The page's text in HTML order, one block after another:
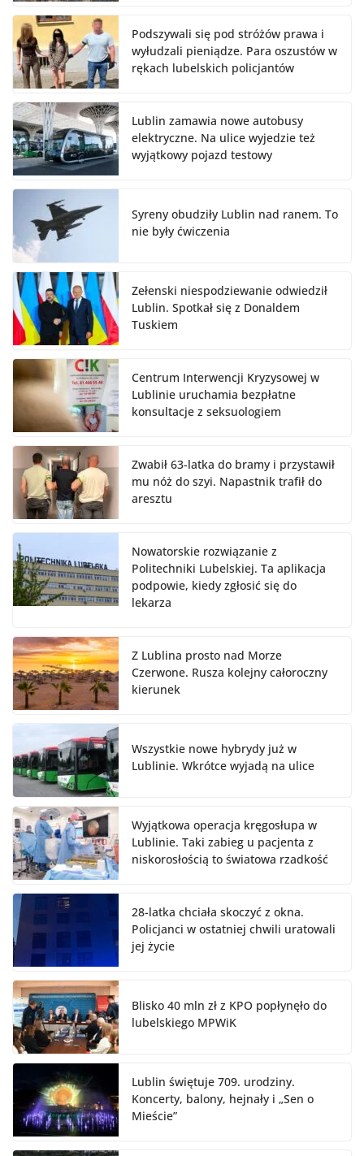
Podszywali się pod stróżów prawa i
wyłudzali pieniądze. Para oszustów w
rękach lubelskich policjantów
Lublin zamawia nowe autobusy
elektryczne. Na ulice wyjedzie też
wyjątkowy pojazd testowy
Syreny obudziły Lublin nad ranem. To
nie były ćwiczenia
Zełenski niespodziewanie odwiedził
Lublin. Spotkał się z Donaldem
Tuskiem
Centrum Interwencji Kryzysowej w
Lublinie uruchamia bezpłatne
konsultacje z seksuologiem
Zwabił 63-latka do bramy i przystawił
mu nóż do szyi. Napastnik trafił do
aresztu
Nowatorskie rozwiązanie z
Politechniki Lubelskiej. Ta aplikacja
podpowie, kiedy zgłosić się do
lekarza
Z Lublina prosto nad Morze
Czerwone. Rusza kolejny całoroczny
kierunek
Wszystkie nowe hybrydy już w
Lublinie. Wkrótce wyjadą na ulice
Wyjątkowa operacja kręgosłupa w
Lublinie. Taki zabieg u pacjenta z
niskorosłością to światowa rzadkość
28-latka chciała skoczyć z okna.
Policjanci w ostatniej chwili uratowali
jej życie
Blisko 40 mln zł z KPO popłynęło do
lubelskiego MPWiK
Lublin świętuje 709. urodziny.
Koncerty, balony, hejnały i „Sen o
Mieście”